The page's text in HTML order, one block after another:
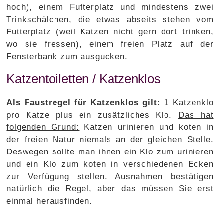
hoch), einem Futterplatz und mindestens zwei
Trinkschälchen, die etwas abseits stehen vom
Futterplatz (weil Katzen nicht gern dort trinken,
wo sie fressen), einem freien Platz auf der
Fensterbank zum ausgucken.
Katzentoiletten / Katzenklos
Als Faustregel für Katzenklos gilt: 1 Katzenklo
pro Katze plus ein zusätzliches Klo. Das hat
folgenden Grund:
Katzen urinieren und koten in
der freien Natur niemals an der gleichen Stelle.
Deswegen sollte man ihnen ein Klo zum urinieren
und ein Klo zum koten in verschiedenen Ecken
zur Verfügung stellen. Ausnahmen bestätigen
natürlich die Regel, aber das müssen Sie erst
einmal herausfinden.